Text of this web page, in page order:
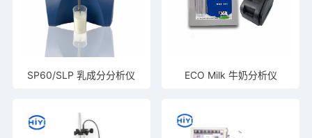
SP60/SLP 乳成分分析仪 ECO Milk 牛奶分析仪